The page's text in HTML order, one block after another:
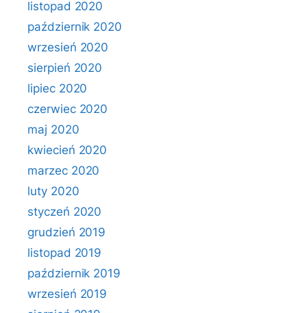
listopad 2020
październik 2020
wrzesień 2020
sierpień 2020
lipiec 2020
czerwiec 2020
maj 2020
kwiecień 2020
marzec 2020
luty 2020
styczeń 2020
grudzień 2019
listopad 2019
październik 2019
wrzesień 2019